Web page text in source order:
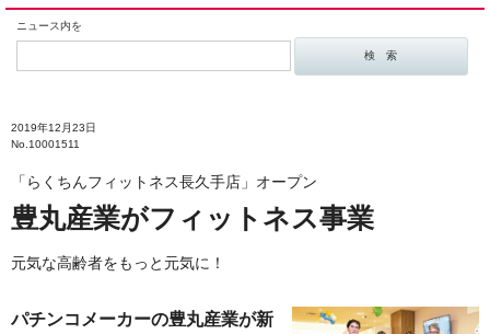
ニュース内を
2019年12月23日
No.10001511
「らくちんフィットネス長久手店」オープン
豊丸産業がフィットネス事業
元気な高齢者をもっと元気に！
パチンコメーカーの豊丸産業が新